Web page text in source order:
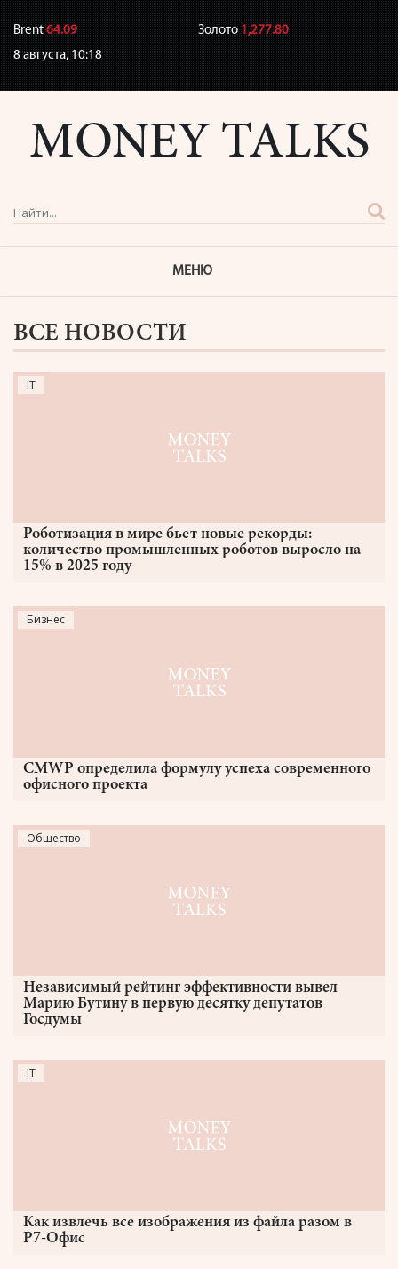
Brent64.09 Золото1,277.80
8 августа,10:18
МЕНЮ
ВСЕ НОВОСТИ
IT
Роботизация в мире бьет новые рекорды:
количество промышленных роботов выросло на
15% в 2025 году
Бизнес
CMWP определила формулу успеха современного
офисного проекта
Общество
Независимый рейтинг эффективности вывел
Марию Бутину в первую десятку депутатов
Госдумы
IT
Как извлечь все изображения из файла разом в
Р7-Офис